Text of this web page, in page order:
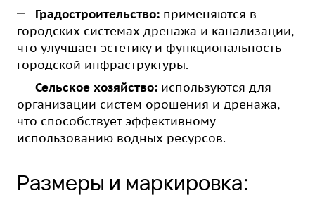
Градостроительство: применяются в
городских системах дренажа и канализации,
что улучшает эстетику и функциональность
городской инфраструктуры.
Сельское хозяйство: используются для
организации систем орошения и дренажа,
что способствует эффективному
использованию водных ресурсов.
Размеры и маркировка: